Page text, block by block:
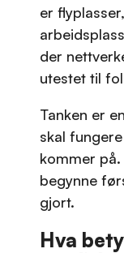
er
der
utestet til
Tanken er
skal
kommer på.
begynne
gjort.
Hva